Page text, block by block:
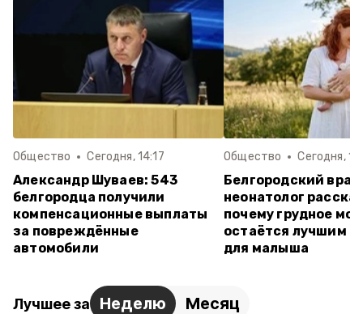
Общество Сегодня, 14:17
Александр Шуваев: 543
белгородца получили
компенсационные выплаты
за повреждённые
автомобили
Общество Сегодня,
Белгородский
неонатолог
почему грудное
остаётся лучшим
для малыша
Лучшее за Неделю Месяц